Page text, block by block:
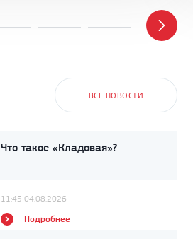
ВСЕ НОВОСТИ
Что такое «Кладовая»?
11:45 04.08.2026
Подробнее